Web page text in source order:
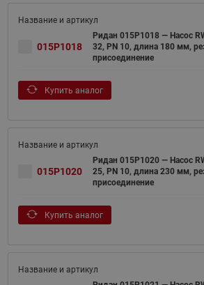
015P1018
Ридан 015P1018 — Насос
32, PN 10, длина 180 мм,
присоединение
Купить аналог
015P1020
Ридан 015P1020 — Насос
25, PN 10, длина 230 мм,
присоединение
Купить аналог